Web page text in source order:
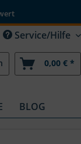
Service/Hilfe
0,00 € *
BLOG